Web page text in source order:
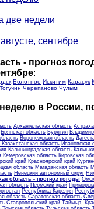
две недели
сентябре
- прогноз
:
Болотное Искитим Карасук
Тогучин Черепаново Чулым
в России,
Архангельская область
Брянская область Бурятия
Воронежская область
Казахстанская область Ивановская
Калининградская область
Кемеровская область Кировская
край Красноярский край
область Магаданская область
Ненецкий автономный округ
область - прогноз погоды
область Пермский край
Республика Карелия
область Саратовская область
Ставропольский край Таймыр,